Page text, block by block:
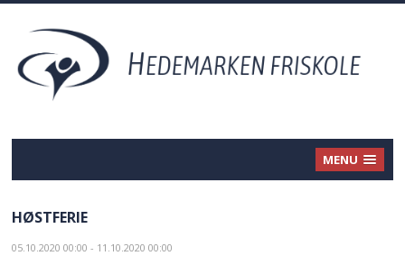
MENU
HØSTFERIE
05.10.2020 00:00 - 11.10.2020 00:00